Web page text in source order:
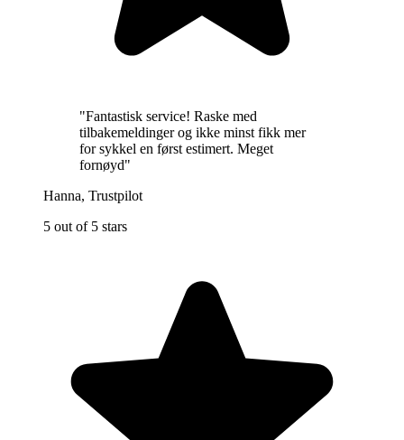
"Fantastisk service! Raske med
tilbakemeldinger og ikke minst fikk mer
for sykkel en først estimert. Meget
fornøyd"
Hanna, Trustpilot
5 out of 5 stars